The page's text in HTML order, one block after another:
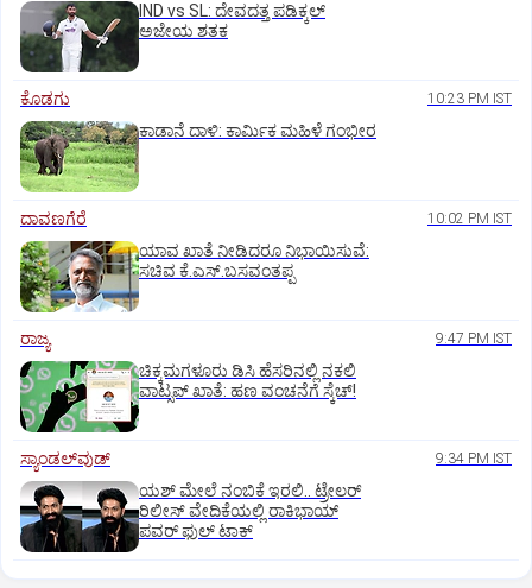
IND vs SL: ದೇವದತ್ತ ಪಡಿಕ್ಕಲ್‌
ಅಜೇಯ ಶತಕ
ಕೊಡಗು 10:23 PM IST
ಕಾಡಾನೆ ದಾಳಿ: ಕಾರ್ಮಿಕ ಮಹಿಳೆ ಗಂಭೀರ
ದಾವಣಗೆರೆ 10:02 PM IST
ಯಾವ ಖಾತೆ ನೀಡಿದರೂ ನಿಭಾಯಿಸುವೆ:
ಸಚಿವ ಕೆ.ಎಸ್.ಬಸವಂತಪ್ಪ
ರಾಜ್ಯ 9:47 PM IST
ಚಿಕ್ಕಮಗಳೂರು ಡಿಸಿ ಹೆಸರಿನಲ್ಲಿ ನಕಲಿ
ವಾಟ್ಸಪ್ ಖಾತೆ: ಹಣ ವಂಚನೆಗೆ ಸ್ಕೆಚ್!
ಸ್ಯಾಂಡಲ್‌ವುಡ್‌ 9:34 PM IST
ಯಶ್‌ ಮೇಲೆ ನಂಬಿಕೆ ಇರಲಿ.. ಟ್ರೇಲರ್‌
ರಿಲೀಸ್‌ ವೇದಿಕೆಯಲ್ಲಿ ರಾಕಿಭಾಯ್‌
ಪವರ್‌ ಫುಲ್‌ ಟಾಕ್